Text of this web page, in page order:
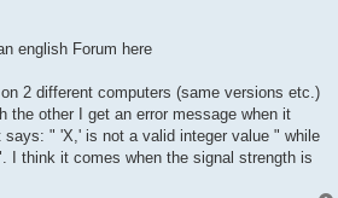
english Forum here
2 different computers (same versions etc.)
the other I get an error message when it
" 'X,' is not a valid integer value " while
I think it comes when the signal strength is